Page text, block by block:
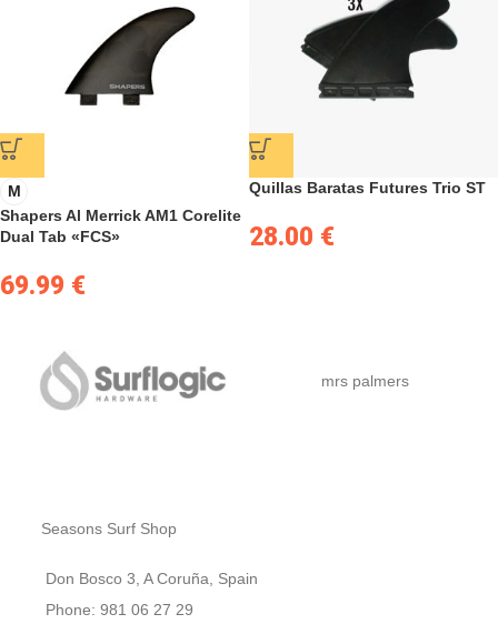
M
Shapers Al Merrick AM1 Corelite
Dual Tab «FCS»
69.99 €
Quillas Baratas Futures Trio ST
28.00 €
mrs palmers
Seasons Surf Shop
Don Bosco 3, A Coruña, Spain
Phone: 981 06 27 29